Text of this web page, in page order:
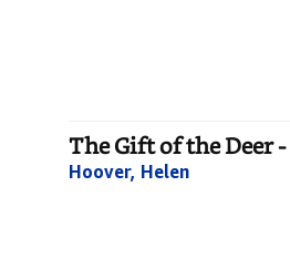
The Gift of the Deer
Hoover, Helen